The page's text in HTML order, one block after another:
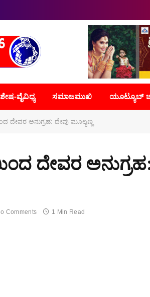
ವೈವಿಧ್ಯ ಸಮಾಜಮುಖಿ ಯೂಟ್ಯೂಬ್
ದೇವರ ಅನುಗ್ರಹ: ದೇವು ಮೂಲ್ಯಣ್ಣ
ದೇವರ
Comments 1 Min Read